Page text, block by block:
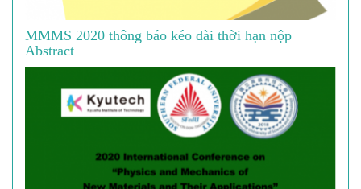
MMMS 2020 thông báo kéo dài thời hạn nộp
Abstract